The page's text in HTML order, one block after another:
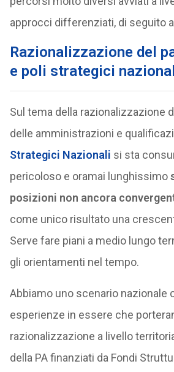
approcci differenziati, di seguito
Razionalizzazione del
e poli strategici
Sul tema della razionalizzazione
delle amministrazioni e
Strategici Nazionali si sta
pericoloso e oramai lunghissimo
posizioni non ancora
come unico risultato una
Serve fare piani a medio lungo
gli orientamenti nel tempo.
Abbiamo uno scenario nazionale
esperienze in essere che
razionalizzazione a livello
della PA finanziati da Fondi